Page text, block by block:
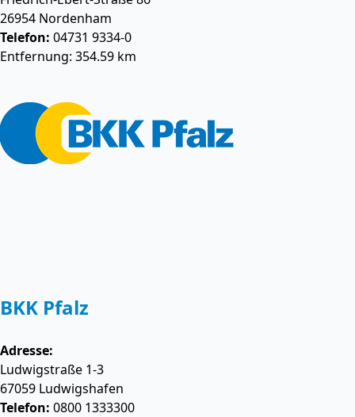
26954 Nordenham
Telefon: 04731 9334-0
Entfernung: 354.59 km
BKK Pfalz
Adresse:
Ludwigstraße 1-3
67059 Ludwigshafen
Telefon: 0800 1333300